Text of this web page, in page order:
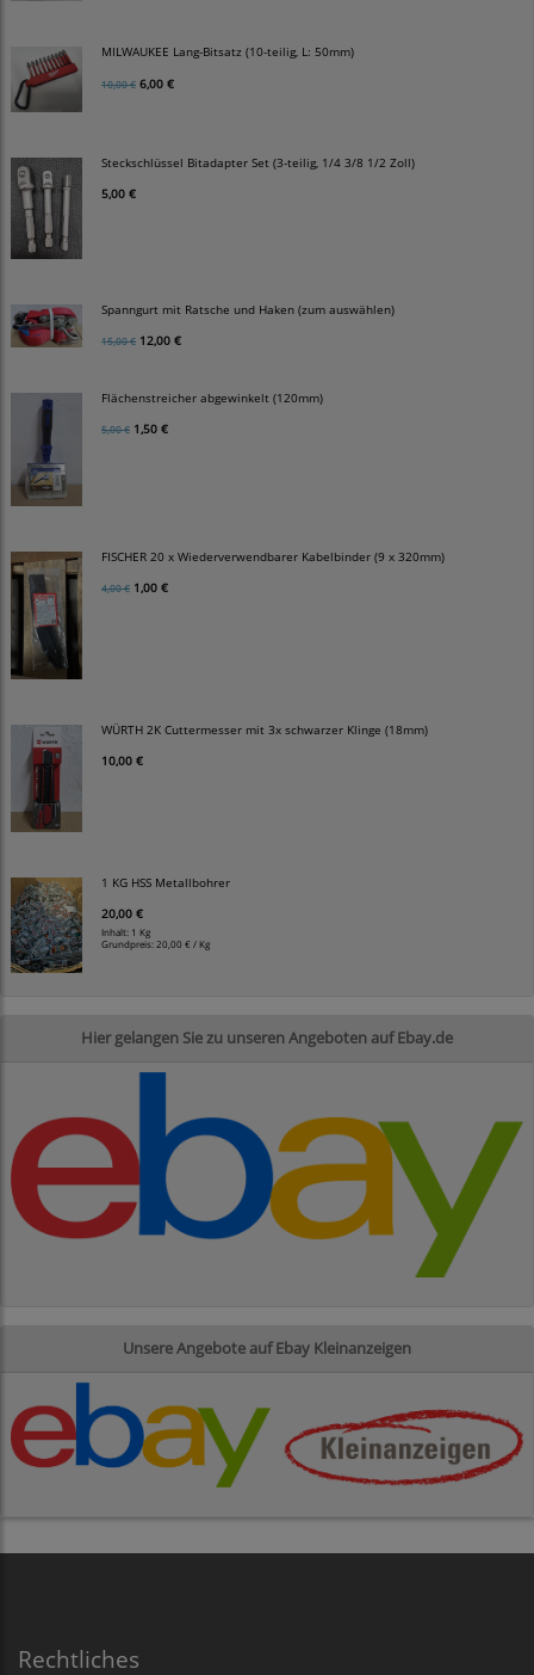
MILWAUKEE Lang-Bitsatz (10-teilig, L: 50mm)
10,00 € 6,00 €
Steckschlüssel Bitadapter Set (3-teilig, 1/4 3/8 1/2 Zoll)
5,00 €
Spanngurt mit Ratsche und Haken (zum auswählen)
15,00 € 12,00 €
Flächenstreicher abgewinkelt (120mm)
5,00 € 1,50 €
FISCHER 20 x Wiederverwendbarer Kabelbinder (9 x 320mm)
4,00 € 1,00 €
WÜRTH 2K Cuttermesser mit 3x schwarzer Klinge (18mm)
10,00 €
1 KG HSS Metallbohrer
20,00 €
Inhalt: 1 Kg
Grundpreis:20,00 € / Kg
Hier gelangen Sie zu unseren Angeboten auf Ebay.de
Unsere Angebote auf Ebay Kleinanzeigen
Rechtliches